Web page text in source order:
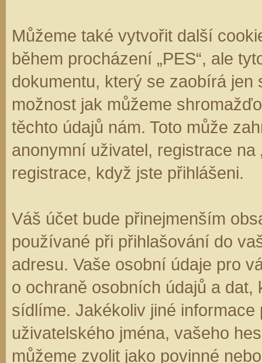
Můžeme také vytvořit další
během procházení „PES“, ale
dokumentu, který se zaobírá jen
možnost jak můžeme
těchto údajů nám. Toto může
anonymní uživatel, registrace
registrace, když jste přihlášeni.
Váš účet bude přinejmenším
používané při přihlašování do
adresu. Vaše osobní údaje pro
o ochraně osobních údajů a
sídlíme. Jakékoliv jiné informace
uživatelského jména, vašeho
můžeme zvolit jako povinné